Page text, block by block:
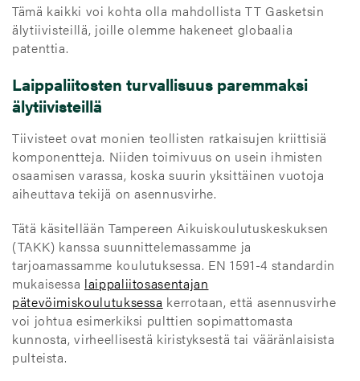
Tämä kaikki voi kohta olla mahdollista TT Gasketsin
älytiivisteillä, joille olemme hakeneet globaalia
patenttia.
Laippaliitosten turvallisuus paremmaksi
älytiivisteillä
Tiivisteet ovat monien teollisten ratkaisujen kriittisiä
komponentteja. Niiden toimivuus on usein ihmisten
osaamisen varassa, koska suurin yksittäinen vuotoja
aiheuttava tekijä on asennusvirhe.
Tätä käsitellään Tampereen Aikuiskoulutuskeskuksen
(TAKK) kanssa suunnittelemassamme ja
tarjoamassamme koulutuksessa. EN 1591-4 standardin
mukaisessa laippaliitosasentajan
pätevöimiskoulutuksessa kerrotaan, että asennusvirhe
voi johtua esimerkiksi pulttien sopimattomasta
kunnosta, virheellisestä kiristyksestä tai vääränlaisista
pulteista.